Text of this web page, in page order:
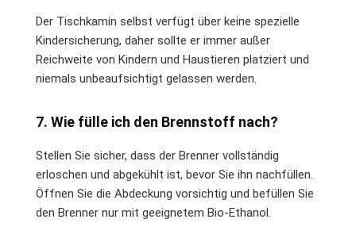
Der Tischkamin selbst verfügt über keine spezielle
Kindersicherung, daher sollte er immer außer
Reichweite von Kindern und Haustieren platziert und
niemals unbeaufsichtigt gelassen werden.
7. Wie fülle ich den Brennstoff nach?
Stellen Sie sicher, dass der Brenner vollständig
erloschen und abgekühlt ist, bevor Sie ihn nachfüllen.
Öffnen Sie die Abdeckung vorsichtig und befüllen Sie
den Brenner nur mit geeignetem Bio-Ethanol.